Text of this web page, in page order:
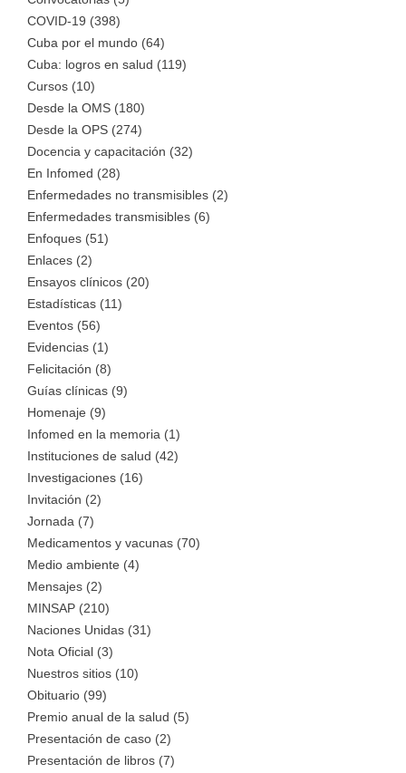
COVID-19 (398)
Cuba por el mundo (64)
Cuba: logros en salud (119)
Cursos (10)
Desde la OMS (180)
Desde la OPS (274)
Docencia y capacitación (32)
En Infomed (28)
Enfermedades no transmisibles (2)
Enfermedades transmisibles (6)
Enfoques (51)
Enlaces (2)
Ensayos clínicos (20)
Estadísticas (11)
Eventos (56)
Evidencias (1)
Felicitación (8)
Guías clínicas (9)
Homenaje (9)
Infomed en la memoria (1)
Instituciones de salud (42)
Investigaciones (16)
Invitación (2)
Jornada (7)
Medicamentos y vacunas (70)
Medio ambiente (4)
Mensajes (2)
MINSAP (210)
Naciones Unidas (31)
Nota Oficial (3)
Nuestros sitios (10)
Obituario (99)
Premio anual de la salud (5)
Presentación de caso (2)
Presentación de libros (7)